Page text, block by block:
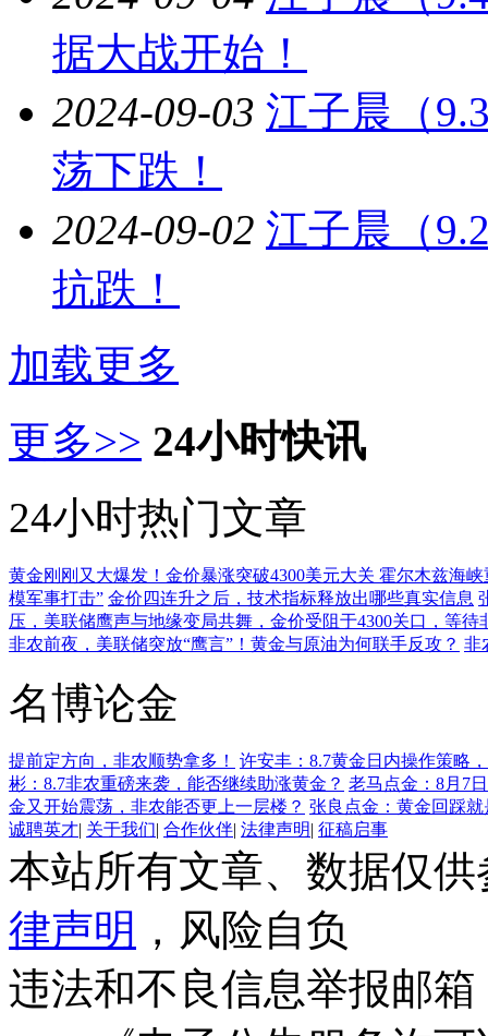
据大战开始！
2024-09-03 江子晨（
荡下跌！
2024-09-02 江子晨（
抗跌！
加载更多
更多>> 24小时快讯
24小时热门文章
黄金刚刚又大爆发！金价暴涨突破4300美元大关 霍尔木兹海
模军事打击” 金价四连升之后，技术指标释放出哪些真实信息
压，美联储鹰声与地缘变局共舞，金价受阻于4300关口，等待
非农前夜，美联储突放“鹰言”！黄金与原油为何联手反攻？ 非
名博论金
提前定方向，非农顺势拿多！
许安丰：8.7黄金日内操作策略
彬：8.7非农重磅来袭，能否继续助涨黄金？ 老马点金：8月7
金又开始震荡，非农能否更上一层楼？ 张良点金：黄金回踩
诚聘英才| 关于我们| 合作伙伴| 法律声明| 征稿启事
本站所有文章、数据仅
律声明 ，风险自负
违法和不良信息举报邮箱